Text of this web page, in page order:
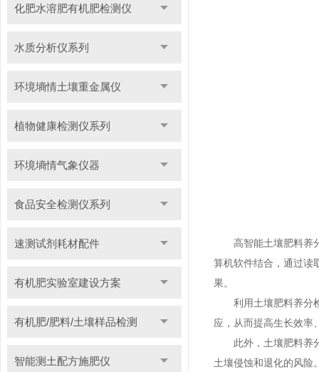
化肥水溶肥有机肥检测仪
水质分析仪系列
环境墒情土壤重金属仪
植物健康检测仪系列
环境墒情气象仪器
食品安全检测仪系列
速测试剂耗材配件
有机肥实验室建设方案
有机肥/肥料/土壤样品检测
智能测土配方施肥仪
高智能土壤肥料养分
算机软件结合，通过读
果。
利用土壤肥料养分检
应，从而提高生长效率
此外，土壤肥料养分
土壤侵蚀和退化的风险